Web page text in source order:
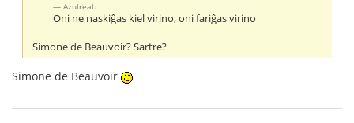
Azulreal:
Oni ne naskiĝas kiel virino, oni fariĝas virino
Simone de Beauvoir? Sartre?
Simone de Beauvoir